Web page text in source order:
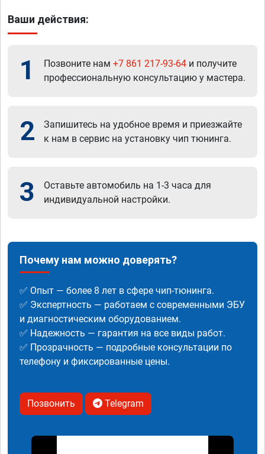
Ваши действия:
1 Позвоните нам +7 861 217-93-64 и получите
профессиональную консультацию у мастера.
2
Запишитесь на удобное время и приезжайте
к нам в сервис на установку чип тюнинга.
3
Оставьте автомобиль на 1-3 часа для
индивидуальной настройки.
Почему нам можно доверять?
✅ Опыт — более 8 лет в сфере чип-тюнинга.
✅ Экспертность — работаем с современными ЭБУ
и диагностическим оборудованием.
✅ Надежность — гарантия на все виды работ.
✅ Прозрачность — подробные консультации по
телефону и фиксированные цены.
Позвонить Telegram